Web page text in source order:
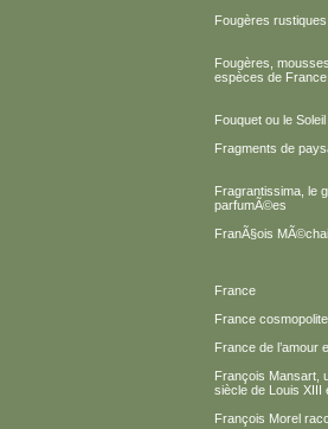
Fougères
Fougères,
espèces de France
Fouquet ou le
Fragments de
Fragrantissima, le
parfumÃ©es
FranÃ§ois
France
France
France de l’amour
François Mansart,
siècle de Louis XIII
François Morel